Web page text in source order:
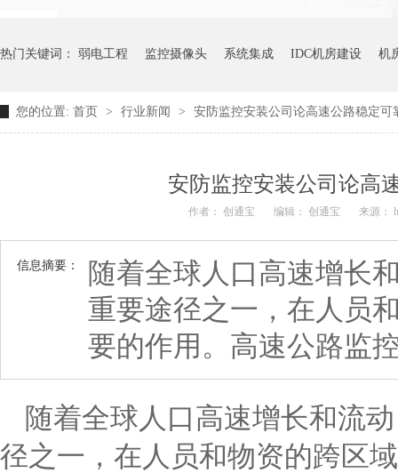
热门关键词： 弱电工程 监控摄像头 系统集成 IDC机房建设 机
您的位置: 首页 > 行业新闻 > 安防监控安装公司论高速公路稳定可
安防监控安装公司论高
作者： 创通宝 编辑： 创通宝 来源：
信息摘要：
随着全球人口高速增长
重要途径之一，在人员
要的作用。高速公路监
随着全球人口高速增长和流
径之一，在人员和物资的跨区